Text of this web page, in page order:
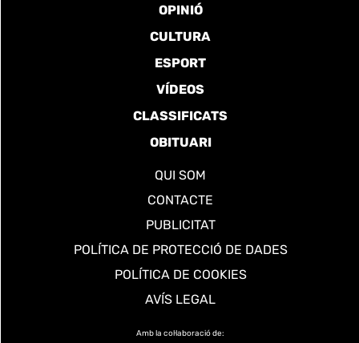
OPINIÓ
CULTURA
ESPORT
VÍDEOS
CLASSIFICATS
OBITUARI
QUI SOM
CONTACTE
PUBLICITAT
POLÍTICA DE PROTECCIÓ DE DADES
POLÍTICA DE COOKIES
AVÍS LEGAL
Amb la col·laboració de: